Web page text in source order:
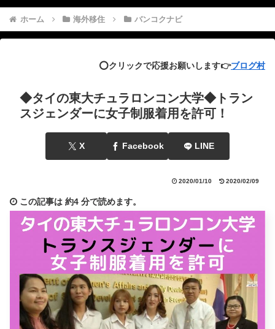
ホーム 海外移住 バンコクナビ
⭕️クリックで応援お願いします👉ブログ村
◆タイの東大チュラロンコン大学◆トラン
スジェンダーに女子制服着用を許可！
X Facebook LINE
2020/01/10 2020/02/09
この記事は 約4 分で読めます。